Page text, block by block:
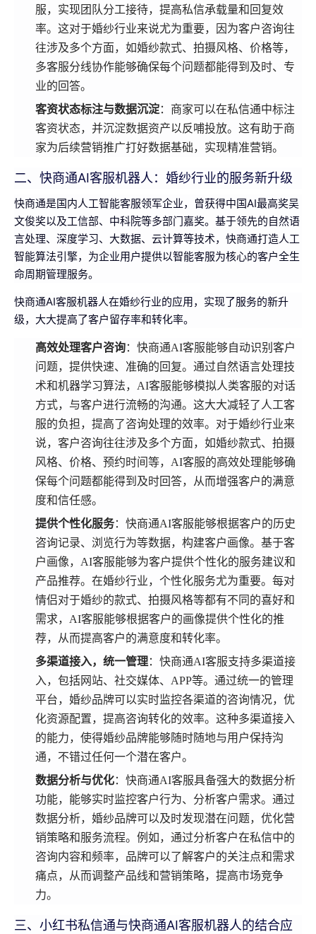
服，实现团队分工接待，提高私信承载量和回复效
率。这对于婚纱行业来说尤为重要，因为客户咨询往
往涉及多个方面，如婚纱款式、拍摄风格、价格等，
多客服分线协作能够确保每个问题都能得到及时、专
业的回答。
客资状态标注与数据沉淀：商家可以在私信通中标注
客资状态，并沉淀数据资产以反哺投放。这有助于商
家为后续营销推广打好数据基础，实现精准营销。
二、快商通AI客服机器人：婚纱行业的服务新升级
快商通是国内人工智能客服领军企业，曾获得中国AI最高奖吴
文俊奖以及工信部、中科院等多部门嘉奖。基于领先的自然语
言处理、深度学习、大数据、云计算等技术，快商通打造人工
智能算法引擎，为企业用户提供以智能客服为核心的客户全生
命周期管理服务。
快商通AI客服机器人在婚纱行业的应用，实现了服务的新升
级，大大提高了客户留存率和转化率。
高效处理客户咨询：快商通AI客服能够自动识别客户
问题，提供快速、准确的回复。通过自然语言处理技
术和机器学习算法，AI客服能够模拟人类客服的对话
方式，与客户进行流畅的沟通。这大大减轻了人工客
服的负担，提高了咨询处理的效率。对于婚纱行业来
说，客户咨询往往涉及多个方面，如婚纱款式、拍摄
风格、价格、预约时间等，AI客服的高效处理能够确
保每个问题都能得到及时回答，从而增强客户的满意
度和信任感。
提供个性化服务：快商通AI客服能够根据客户的历史
咨询记录、浏览行为等数据，构建客户画像。基于客
户画像，AI客服能够为客户提供个性化的服务建议和
产品推荐。在婚纱行业，个性化服务尤为重要。每对
情侣对于婚纱的款式、拍摄风格等都有不同的喜好和
需求，AI客服能够根据客户的画像提供个性化的推
荐，从而提高客户的满意度和转化率。
多渠道接入，统一管理：快商通AI客服支持多渠道接
入，包括网站、社交媒体、APP等。通过统一的管理
平台，婚纱品牌可以实时监控各渠道的咨询情况，优
化资源配置，提高咨询转化的效率。这种多渠道接入
的能力，使得婚纱品牌能够随时随地与用户保持沟
通，不错过任何一个潜在客户。
数据分析与优化：快商通AI客服具备强大的数据分析
功能，能够实时监控客户行为、分析客户需求。通过
数据分析，婚纱品牌可以及时发现潜在问题，优化营
销策略和服务流程。例如，通过分析客户在私信中的
咨询内容和频率，品牌可以了解客户的关注点和需求
痛点，从而调整产品线和营销策略，提高市场竞争
力。
三、小红书私信通与快商通AI客服机器人的结合应